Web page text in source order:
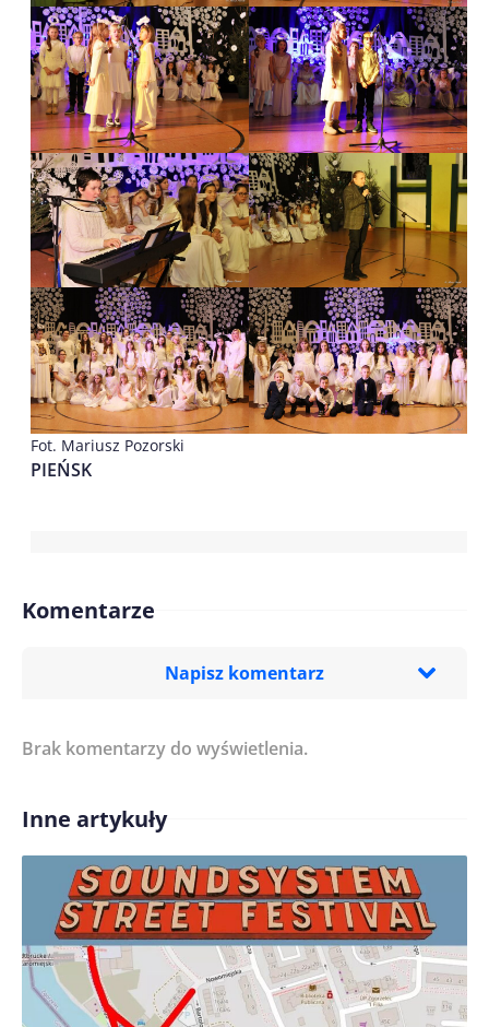
Fot. Mariusz Pozorski
PIEŃSK
Komentarze
Napisz komentarz
Treść komentarza*
Imię/ Nick*
Zapamiętaj moje dane w tej przeglądarce podczas
Brak komentarzy do wyświetlenia.
Inne artykuły